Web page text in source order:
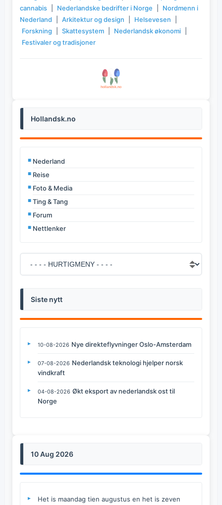
Hollandsk.no
Nederland
Reise
Foto & Media
Ting & Tang
Forum
Nettlenker
Siste nytt
10-08-2026 Nye direkteflyvninger Oslo-Amsterdam
07-08-2026 Nederlandsk teknologi hjelper norsk
vindkraft
04-08-2026 Økt eksport av nederlandsk ost til
Norge
cannabis
Nederlandske bedrifter i Norge
Nordmenn i
Nederland
Arkitektur og design Helsevesen
Forskning
Skattesystem Nederlandsk økonomi
Festivaler og tradisjoner
10 Aug 2026
Het is maandag tien augustus en het is zeven